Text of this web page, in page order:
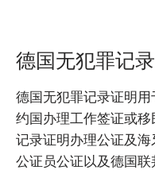
德国无犯罪记
德国无犯罪记录证明
约国办理工作签证或
记录证明办理公证及
公证员公证以及德国联